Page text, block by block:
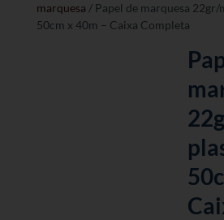
marquesa / Papel de marquesa
50cm x 40m – Caixa Completa